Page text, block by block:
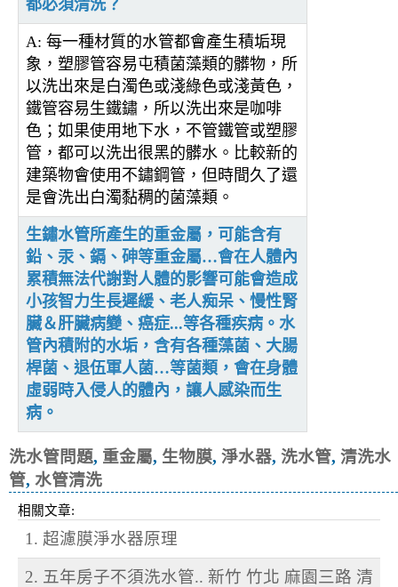
都必須清洗？
A: 每一種材質的水管都會產生積垢現
象，塑膠管容易屯積菌藻類的髒物，所
以洗出來是白濁色或淺綠色或淺黃色，
鐵管容易生鐵鏽，所以洗出來是咖啡
色；如果使用地下水，不管鐵管或塑膠
管，都可以洗出很黑的髒水。比較新的
建築物會使用不鏽鋼管，但時間久了還
是會洗出白濁黏稠的菌藻類。
生鏽水管所產生的重金屬，可能含有
鉛、汞、鎘、砷等重金屬…會在人體內
累積無法代謝對人體的影響可能會造成
小孩智力生長遲緩、老人痴呆、慢性腎
臟＆肝臟病變、癌症...等各種疾病。水
管內積附的水垢，含有各種藻菌、大腸
桿菌、退伍軍人菌…等菌類，會在身體
虛弱時入侵人的體內，讓人感染而生
病。
洗水管問題, 重金屬, 生物膜, 淨水器, 洗水管, 清洗水
管, 水管清洗
相關文章:
1. 超濾膜淨水器原理
2. 五年房子不須洗水管.. 新竹 竹北 麻園三路 清